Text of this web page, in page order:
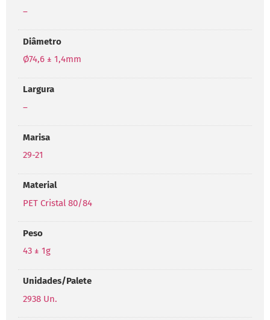
–
Diâmetro
Ø74,6 ± 1,4mm
Largura
–
Marisa
29-21
Material
PET Cristal 80/84
Peso
43 ± 1g
Unidades/Palete
2938 Un.